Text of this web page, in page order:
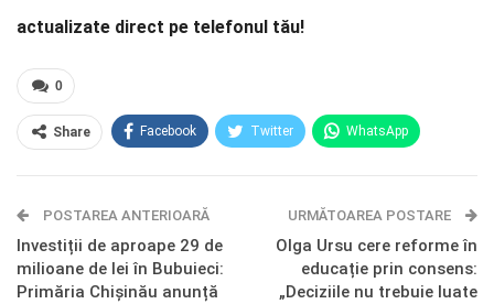
actualizate direct pe telefonul tău!
0
Share Facebook Twitter WhatsApp
Telegram OK.ru
POSTAREA ANTERIOARĂ
Investiții de aproape 29 de
milioane de lei în Bubuieci:
Primăria Chișinău anunță
URMĂTOAREA POSTARE
Olga Ursu cere reforme în
educație prin consens:
„Deciziile nu trebuie luate